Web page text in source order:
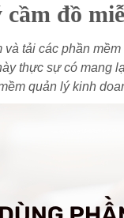
cầm đồ
tải các phần
thực sự có mang
quản lý kinh